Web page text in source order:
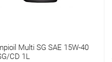
Multi SG SAE 15W-40
CD 1L